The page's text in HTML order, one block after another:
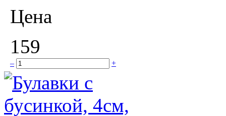
Цена
159
– +